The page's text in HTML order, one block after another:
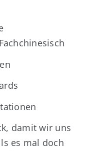
damit wir uns
es mal doch